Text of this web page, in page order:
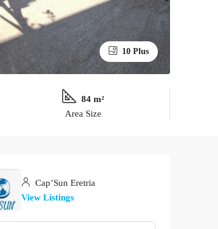
10 Plus
84 m²
Area Size
Cap’Sun Eretria
View Listings